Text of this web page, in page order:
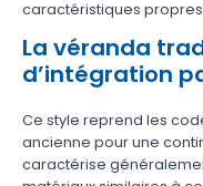
caractéristiques
La véranda
d’intégration
Ce style reprend les
ancienne pour une
caractérise